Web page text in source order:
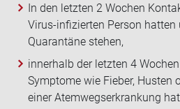
In den letzten 2 Wochen
Virus-infizierten Person hatten
Quarantäne stehen,
innerhalb der letzten 4
Symptome wie Fieber, Husten
einer Atemwegserkrankung